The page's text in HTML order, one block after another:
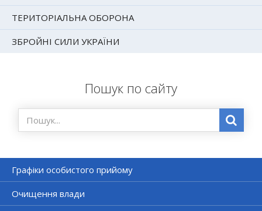
ТЕРИТОРІАЛЬНА ОБОРОНА
ЗБРОЙНІ СИЛИ УКРАЇНИ
Пошук по сайту
Графіки особистого прийому
Очищення влади